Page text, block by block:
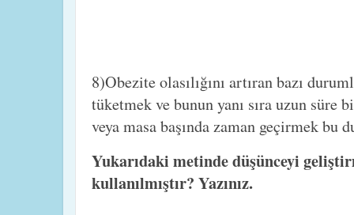
8)Obezite olasılığını artıran bazı
tüketmek ve bunun yanı sıra uzun süre
veya masa başında zaman geçirmek bu
Yukarıdaki metinde düşünceyi
kullanılmıştır? Yazınız.